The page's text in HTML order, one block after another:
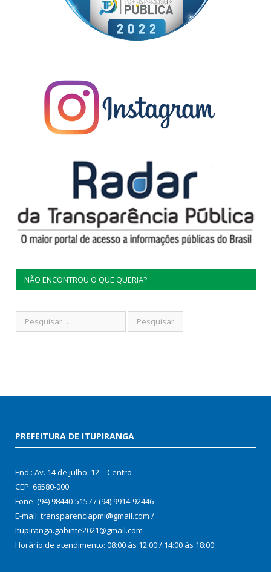
NÃO ENCONTROU O QUE QUERIA?
PREFEITURA DE ITUPIRANGA
End.: Av. 14 de julho, 12 – Centro
CEP: 68580-000
Fone: (94) 98440-5157 / (94) 9914-92446
E-mail: transparenciapmi@gmail.com /
Itupiranga.gabinte2021@gmail.com
Horário de atendimento: 08:00 às 12:00 / 14:00 às 18:00